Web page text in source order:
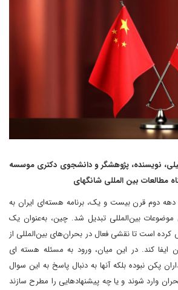
نویسنده، پژوهشگر و دانشجوی دکتری موسسه
مطالعات بین المللی شانگهای
دهه دوم قرن بیست و یک، برنامه هسته‌ای ایران به
موضوعات بین‌المللی تبدیل شد. چین، به‌عنوان یک
کرده است تا نقشی فعال در بحران‌های بین‌المللی از
ایفا کند. در این میان، ورود به مسئله هسته ای
پکن نبوده بلکه آنها به دنبال پاسخ به این سوال
وارد شوند و یا چه پیشنهادهایی را مطرح سازند